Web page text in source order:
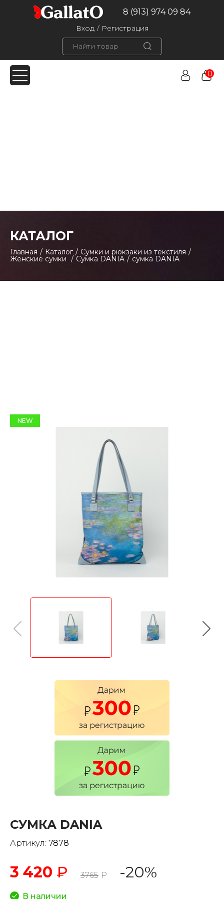
8 (913) 974 09 84
Вход / Регистрация
0
КАТАЛОГ
Главная / Каталог / Сумки и рюкзаки из текстиля /
Женские сумки / Сумка DANIA / сумка DANIA
NEW
СУМКА DANIA
Артикул: 7878
3 420 ₽ 3765 Р -20%
В наличии